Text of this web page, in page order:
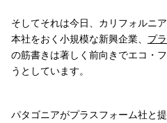
そしてそれは今日、カリフォルニ
本社をおく小規模な新興企業、 プ
の筋書きは著しく前向きでエコ・
うとしています。
パタゴニアがプラスフォーム社と